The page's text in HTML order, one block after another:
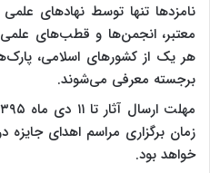
نامزدها تنها توسط نهاد‌های
معتبر، انجمن‌ها و قطب‌های
هر یک از کشورهای اسلامی،
برجسته معرفی می‌شوند.
خواهد بود.